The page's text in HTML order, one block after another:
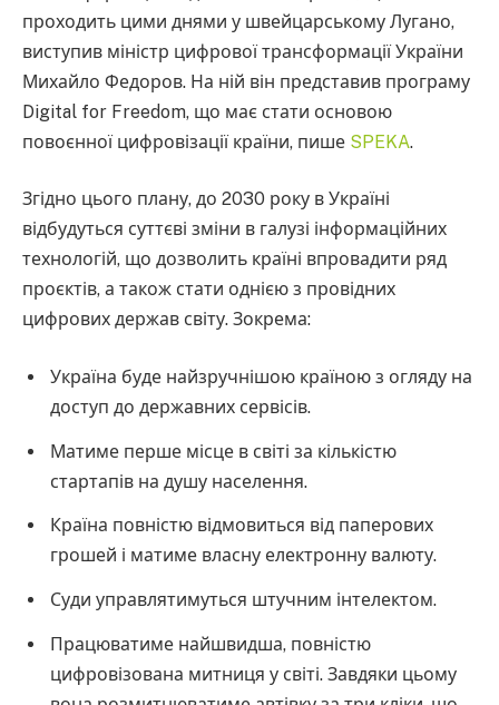
проходить цими днями у швейцарському Лугано,
виступив міністр цифрової трансформації України
Михайло Федоров. На ній він представив програму
Digital for Freedom, що має стати основою
повоєнної цифровізації країни, пише SPEKA.
Згідно цього плану, до 2030 року в Україні
відбудуться суттєві зміни в галузі інформаційних
технологій, що дозволить країні впровадити ряд
проєктів, а також стати однією з провідних
цифрових держав світу. Зокрема:
Україна буде найзручнішою країною з огляду на
доступ до державних сервісів.
Матиме перше місце в світі за кількістю
стартапів на душу населення.
Країна повністю відмовиться від паперових
грошей і матиме власну електронну валюту.
Суди управлятимуться штучним інтелектом.
Працюватиме найшвидша, повністю
цифровізована митниця у світі. Завдяки цьому